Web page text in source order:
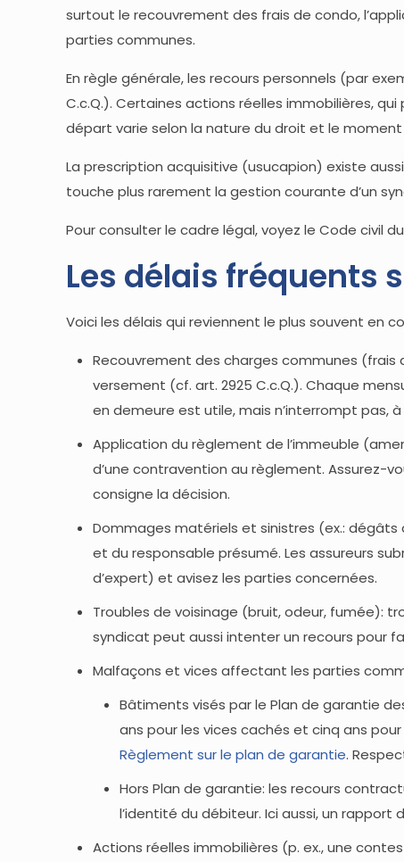
surtout le recouvrement des frais de condo,
parties communes.
En règle générale, les recours personnels (par
C.c.Q.). Certaines actions réelles immobilières,
départ varie selon la nature du droit et le
La prescription acquisitive (usucapion) existe
touche plus rarement la gestion courante d’un
Pour consulter le cadre légal, voyez le Code civil
Les délais fréquents
Voici les délais qui reviennent le plus souvent en
Recouvrement des charges communes
versement (cf. art. 2925 C.c.Q.). Chaque
en demeure est utile, mais n’interrompt pas,
Application du règlement de l’immeuble
d’une contravention au règlement. Assurez-
consigne la décision.
Dommages matériels et sinistres (ex.:
et du responsable présumé. Les assureurs
d’expert) et avisez les parties concernées.
Troubles de voisinage (bruit, odeur, fumée):
syndicat peut aussi intenter un recours pour
Malfaçons et vices affectant les parties
Bâtiments visés par le Plan de garantie
ans pour les vices cachés et cinq ans
Règlement sur le plan de garantie.
Hors Plan de garantie: les recours
l’identité du débiteur. Ici aussi, un
Actions réelles immobilières (p. ex., une